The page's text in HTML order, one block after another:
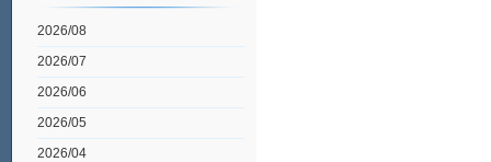
2026/08
2026/07
2026/06
2026/05
2026/04